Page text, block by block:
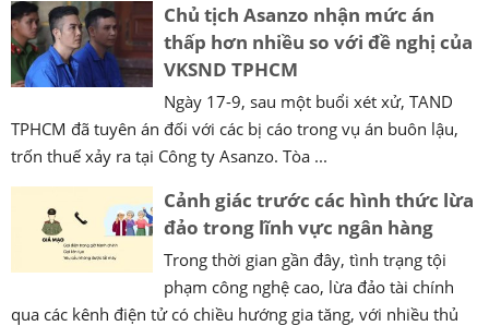
Chủ tịch Asanzo nhận mức án
thấp hơn nhiều so với đề nghị của
VKSND TPHCM
Ngày 17-9, sau một buổi xét xử, TAND
TPHCM đã tuyên án đối với các bị cáo trong vụ án buôn lậu,
trốn thuế xảy ra tại Công ty Asanzo. Tòa ...
Cảnh giác trước các hình thức lừa
đảo trong lĩnh vực ngân hàng
Trong thời gian gần đây, tình trạng tội
phạm công nghệ cao, lừa đảo tài chính
qua các kênh điện tử có chiều hướng gia tăng, với nhiều thủ